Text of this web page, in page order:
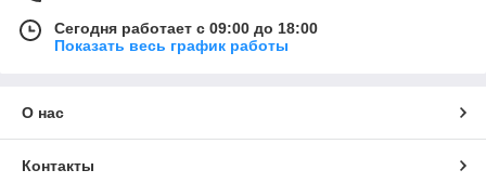
Сегодня работает с 09:00 до 18:00
Показать весь график работы
О нас
Контакты